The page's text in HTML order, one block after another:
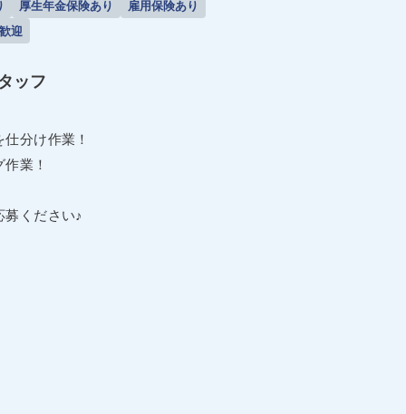
厚生年金保険あり
雇用保険あり
迎
ッフ
分け作業！
業！
ください♪